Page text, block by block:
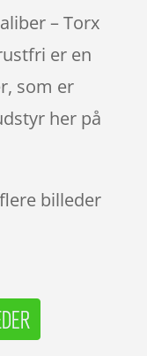
– Torx
er en
som er
her på
billeder